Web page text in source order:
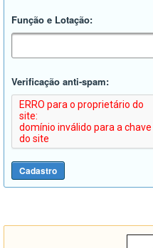
Função e Lotação:
Verificação anti-spam: